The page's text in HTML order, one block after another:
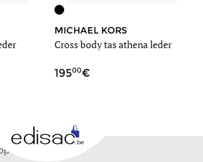
MICHAEL KORS
Cross body tas athena leder
19500